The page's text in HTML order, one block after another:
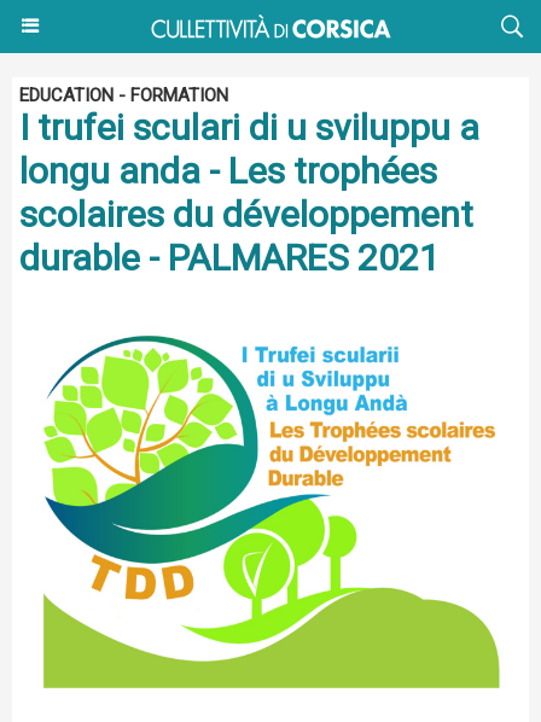
EDUCATION - FORMATION
I trufei sculari di u sviluppu a
longu anda - Les trophées
scolaires du développement
durable - PALMARES 2021